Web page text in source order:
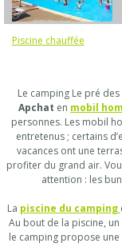
Piscine chauffée
Le camping Le pré
Apchat en mobil
personnes. Les mobil
entretenus ; certains
vacances ont une
profiter du grand air.
attention : les
La piscine du camping
Au bout de la piscine,
le camping propose